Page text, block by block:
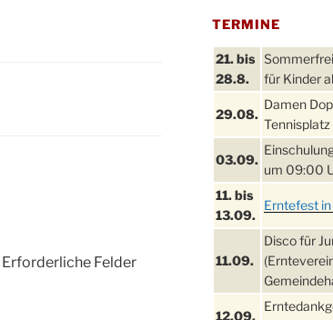
Erforderliche Felder
TERMINE
21. bis
28.8.
für Kinder
29.08.
Damen
Tennisplatz
03.09.
um 09:00
11. bis
13.09.
Erntefest
11.09.
Disco für
12.09.